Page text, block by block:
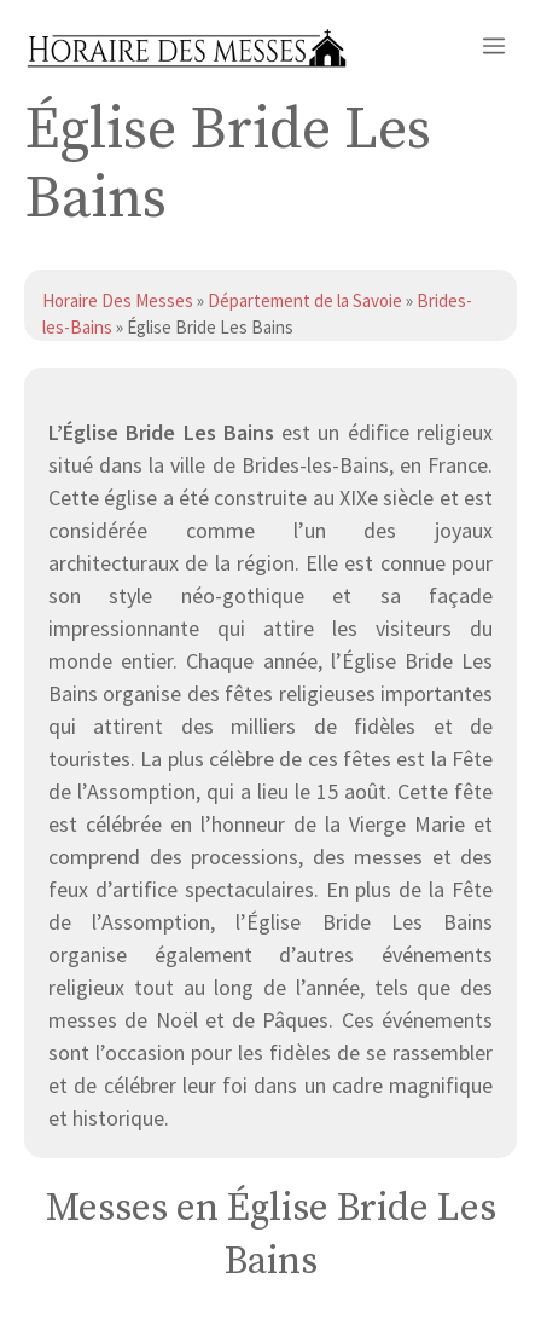
Église Bride Les
Bains
Horaire Des Messes » Département de la Savoie » Brides-
les-Bains » Église Bride Les Bains
L’Église Bride Les Bains est un édifice religieux
situé dans la ville de Brides-les-Bains, en France.
Cette église a été construite au XIXe siècle et est
considérée comme l’un des joyaux
architecturaux de la région. Elle est connue pour
son style néo-gothique et sa façade
impressionnante qui attire les visiteurs du
monde entier. Chaque année, l’Église Bride Les
Bains organise des fêtes religieuses importantes
qui attirent des milliers de fidèles et de
touristes. La plus célèbre de ces fêtes est la Fête
de l’Assomption, qui a lieu le 15 août. Cette fête
est célébrée en l’honneur de la Vierge Marie et
comprend des processions, des messes et des
feux d’artifice spectaculaires. En plus de la Fête
de l’Assomption, l’Église Bride Les Bains
organise également d’autres événements
religieux tout au long de l’année, tels que des
messes de Noël et de Pâques. Ces événements
sont l’occasion pour les fidèles de se rassembler
et de célébrer leur foi dans un cadre magnifique
et historique.
Messes en Église Bride Les
Bains